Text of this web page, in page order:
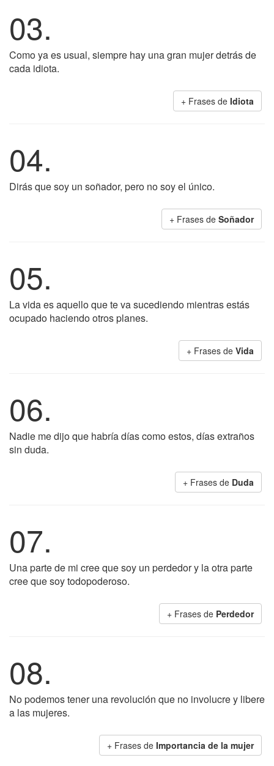
03.
Como ya es usual, siempre hay una gran mujer detrás de
cada idiota.
+ Frases de Idiota
04.
Dirás que soy un soñador, pero no soy el único.
+ Frases de Soñador
05.
La vida es aquello que te va sucediendo mientras estás
ocupado haciendo otros planes.
+ Frases de Vida
06.
Nadie me dijo que habría días como estos, días extraños
sin duda.
+ Frases de Duda
07.
Una parte de mi cree que soy un perdedor y la otra parte
cree que soy todopoderoso.
+ Frases de Perdedor
08.
No podemos tener una revolución que no involucre y libere
a las mujeres.
+ Frases de Importancia de la mujer